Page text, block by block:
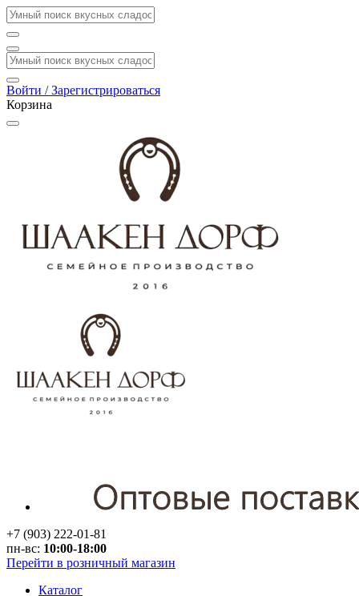
Войти / Зарегистрироваться
Корзина
+7 (903) 222-01-81
пн-вс: 10:00-18:00
Перейти в розничный магазин
Каталог